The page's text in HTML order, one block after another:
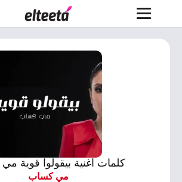
كلمات اغنية بيقولوا قوية
مي كساب